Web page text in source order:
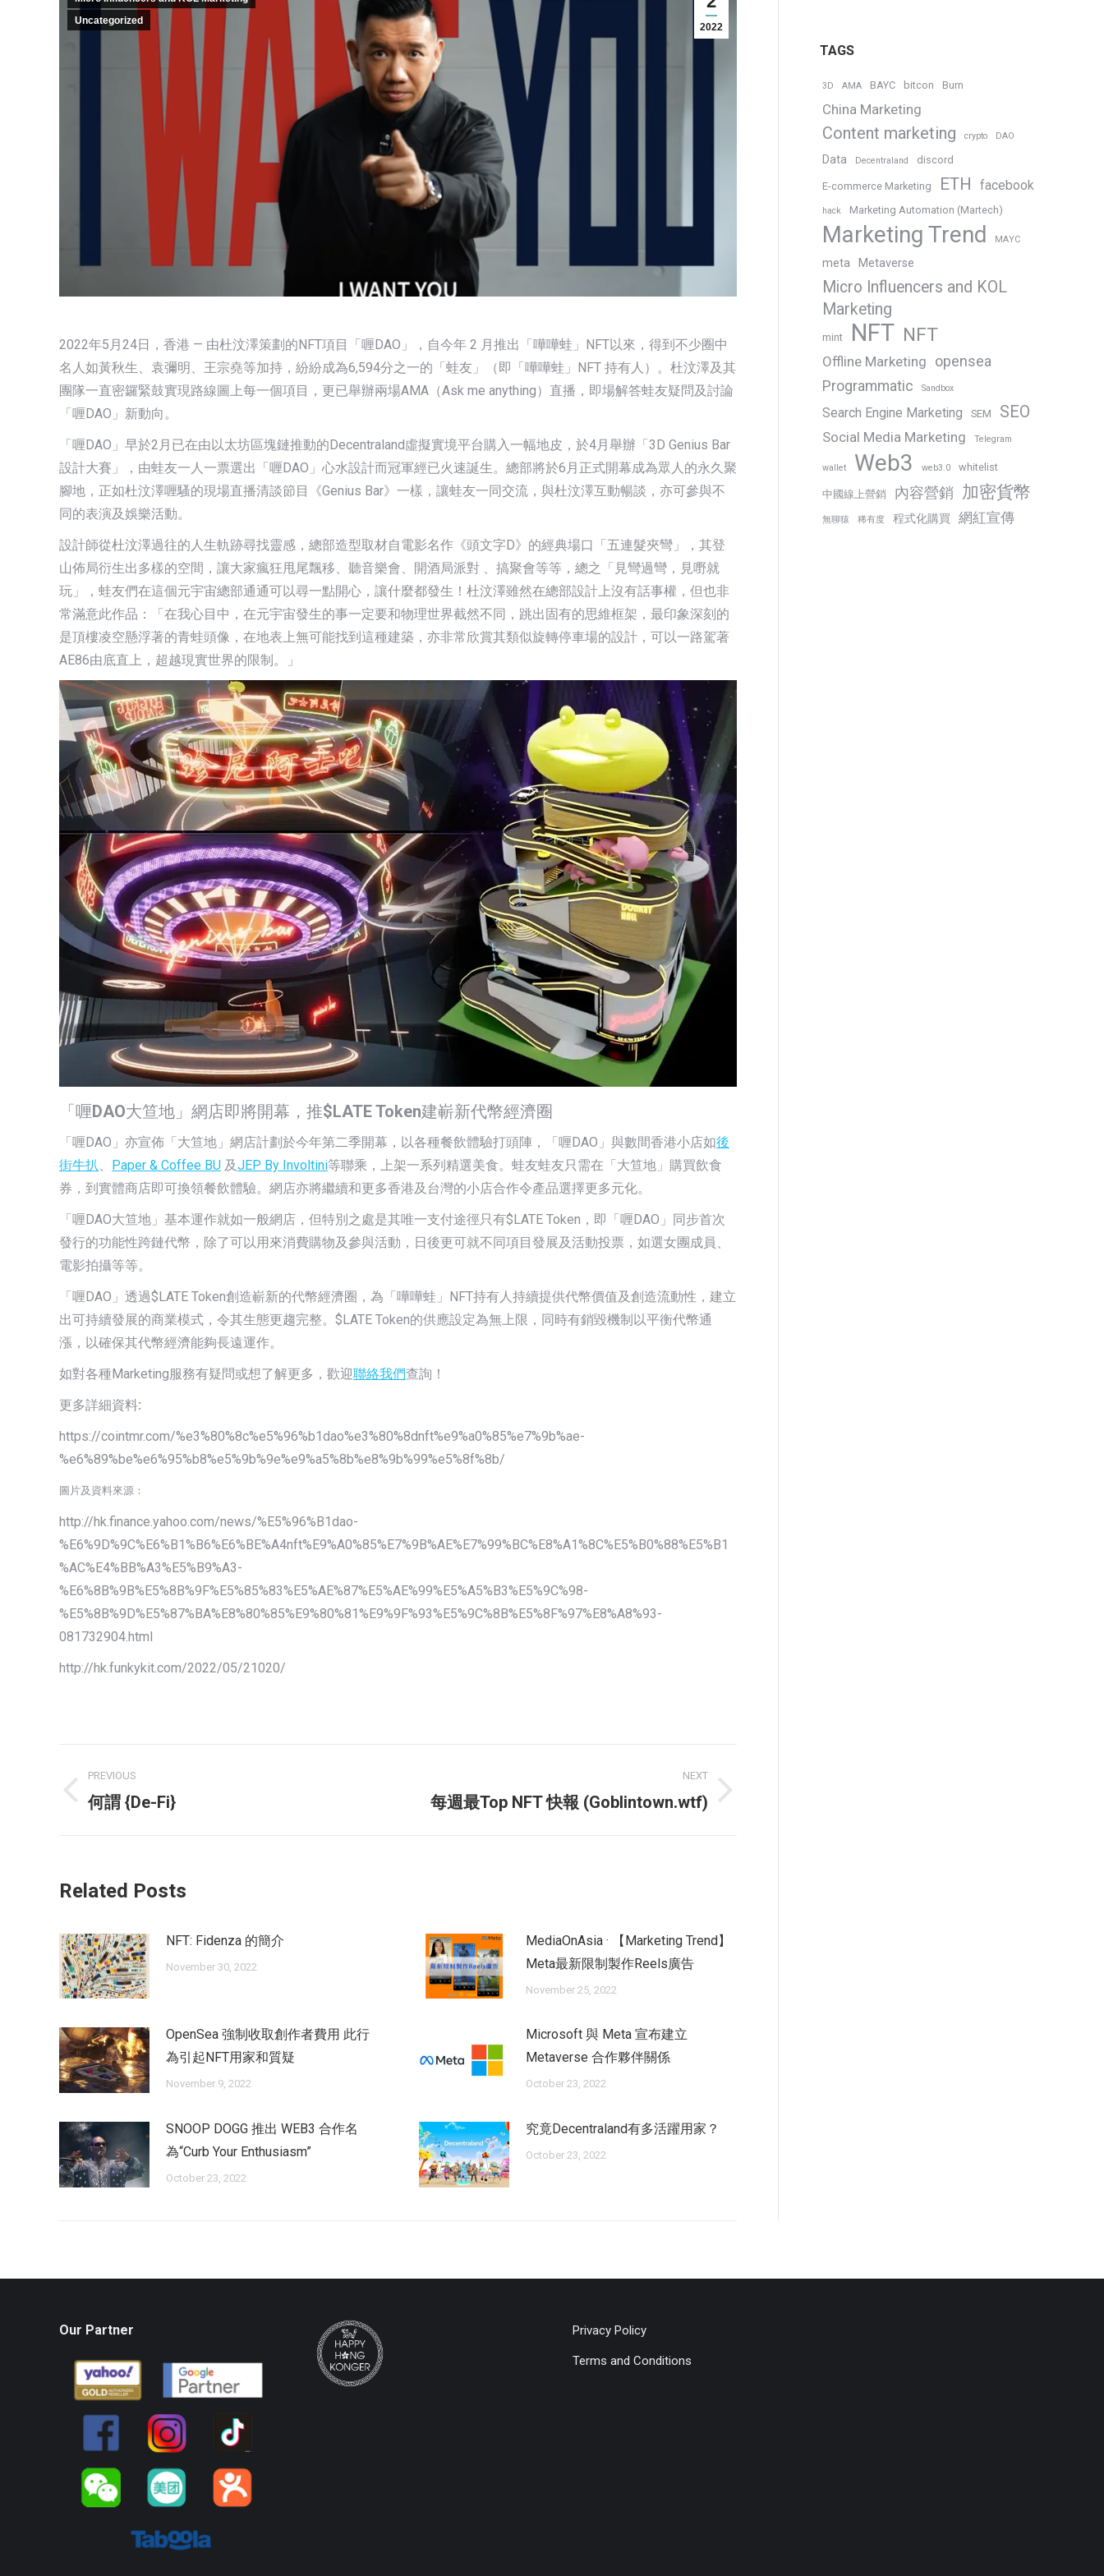
2022
Uncategorized
2022年5月24日，香港 — 由杜汶澤策劃的NFT項目「喱DAO」，自今年 2 月推出「嘩嘩蛙」NFT以來，得到不少圈中
名人如黃秋生、袁彌明、王宗堯等加持，紛紛成為6,594分之一的「蛙友」（即「嘩嘩蛙」NFT 持有人）。杜汶澤及其
團隊一直密鑼緊鼓實現路線圖上每一個項目，更已舉辦兩場AMA（Ask me anything）直播，即場解答蛙友疑問及討論
「喱DAO」新動向。
「喱DAO」早於2月已在由以太坊區塊鏈推動的Decentraland虛擬實境平台購入一幅地皮，於4月舉辦「3D Genius Bar
設計大賽」，由蛙友一人一票選出「喱DAO」心水設計而冠軍經已火速誕生。總部將於6月正式開幕成為眾人的永久聚
腳地，正如杜汶澤喱騷的現場直播清談節目《Genius Bar》一樣，讓蛙友一同交流，與杜汶澤互動暢談，亦可參與不
同的表演及娛樂活動。
設計師從杜汶澤過往的人生軌跡尋找靈感，總部造型取材自電影名作《頭文字D》的經典場口「五連髮夾彎」，其登
山佈局衍生出多樣的空間，讓大家瘋狂甩尾飄移、聽音樂會、開酒局派對 、搞聚會等等，總之「見彎過彎，見嘢就
玩」，蛙友們在這個元宇宙總部通通可以尋一點開心，讓什麼都發生！杜汶澤雖然在總部設計上沒有話事權，但也非
常滿意此作品：「在我心目中，在元宇宙發生的事一定要和物理世界截然不同，跳出固有的思維框架，最印象深刻的
是頂樓凌空懸浮著的青蛙頭像，在地表上無可能找到這種建築，亦非常欣賞其類似旋轉停車場的設計，可以一路駕著
AE86由底直上，超越現實世界的限制。」
「喱DAO大笪地」網店即將開幕，推$LATE Token建嶄新代幣經濟圈
「喱DAO」亦宣佈「大笪地」網店計劃於今年第二季開幕，以各種餐飲體驗打頭陣，「喱DAO」與數間香港小店如後
街牛扒
Paper & Coffee BU 及JEP By Involtini等聯乘，上架一系列精選美食。蛙友蛙友只需在「大笪地」購買飲食
券，到實體商店即可換領餐飲體驗。網店亦將繼續和更多香港及台灣的小店合作令產品選擇更多元化。
「喱DAO大笪地」基本運作就如一般網店，但特別之處是其唯一支付途徑只有$LATE Token，即「喱DAO」同步首次
發行的功能性跨鏈代幣，除了可以用來消費購物及參與活動，日後更可就不同項目發展及活動投票，如選女團成員、
電影拍攝等等。
「喱DAO」透過$LATE Token創造嶄新的代幣經濟圈，為「嘩嘩蛙」NFT持有人持續提供代幣價值及創造流動性，建立
出可持續發展的商業模式，令其生態更趨完整。$LATE Token的供應設定為無上限，同時有銷毀機制以平衡代幣通
漲，以確保其代幣經濟能夠長遠運作。
如對各種Marketing服務有疑問或想了解更多，歡迎聯絡我們查詢！
更多詳細資料:
https://cointmr.com/%e3%80%8c%e5%96%b1dao%e3%80%8dnft%e9%a0%85%e7%9b%ae-
%e6%89%be%e6%95%b8%e5%9b%9e%e9%a5%8b%e8%9b%99%e5%8f%8b/
圖片及資料來源：
http://hk.finance.yahoo.com/news/%E5%96%B1dao-
%E6%9D%9C%E6%B1%B6%E6%BE%A4nft%E9%A0%85%E7%9B%AE%E7%99%BC%E8%A1%8C%E5%B0%88%E5%B1
%AC%E4%BB%A3%E5%B9%A3-
%E6%8B%9B%E5%8B%9F%E5%85%83%E5%AE%87%E5%AE%99%E5%A5%B3%E5%9C%98-
%E5%8B%9D%E5%87%BA%E8%80%85%E9%80%81%E9%9F%93%E5%9C%8B%E5%8F%97%E8%A8%93-
081732904.html
http://hk.funkykit.com/2022/05/21020/
navigation
PREVIOUS
Previous
何謂 {De-Fi}
NEXT
Next
每週最Top NFT 快報 (Goblintown.wtf)
Related Posts
NFT: Fidenza 的簡介
November 30, 2022
MediaOnAsia · 【Marketing Trend】
Meta最新限制製作Reels廣告
November 25, 2022
OpenSea 強制收取創作者費用 此行
為引起NFT用家和質疑
November 9, 2022
Microsoft 與 Meta 宣布建立
Metaverse 合作夥伴關係
October 23, 2022
SNOOP DOGG 推出 WEB3 合作名
為“Curb Your Enthusiasm”
October 23, 2022
究竟Decentraland有多活躍用家？
October 23, 2022
TAGS
3D AMA BAYC bitcon Burn
China Marketing
Content marketing crypto DAO
Data Decentraland discord
E-commerce Marketing ETH facebook
hack Marketing Automation (Martech)
Marketing Trend MAYC
meta Metaverse
Micro Influencers and KOL
Marketing
mint NFT NFT
Offline Marketing opensea
Programmatic
Sandbox
Search Engine Marketing SEM SEO
Social Media Marketing Telegram
wallet Web3 web3.0 whitelist
中國線上營銷 內容營銷 加密貨幣
無聊猿 稀有度 程式化購買 網紅宣傳
Our Partner Privacy Policy
Terms and Conditions